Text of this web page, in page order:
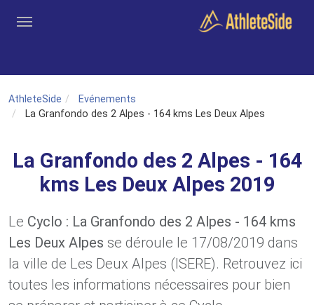
AthleteSide
Evénements
La Granfondo des 2 Alpes - 164 kms Les Deux Alpes
La Granfondo des 2 Alpes - 164
kms Les Deux Alpes 2019
Le Cyclo : La Granfondo des 2 Alpes - 164 kms
Les Deux Alpes se déroule le 17/08/2019 dans
la ville de Les Deux Alpes (ISERE). Retrouvez ici
toutes les informations nécessaires pour bien